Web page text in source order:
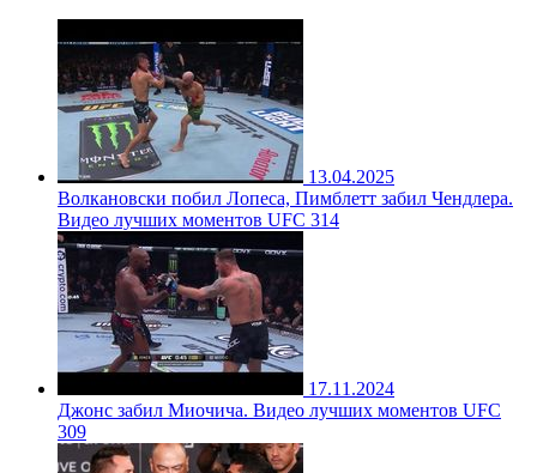
13.04.2025
Волкановски побил Лопеса, Пимблетт забил Чендлера.
Видео лучших моментов UFC 314
17.11.2024
Джонс забил Миочича. Видео лучших моментов UFC
309